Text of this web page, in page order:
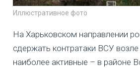
Иллюстративное фото
На Харьковском направлении
сдержать контратаки ВСУ возле
наиболее активные – в районе